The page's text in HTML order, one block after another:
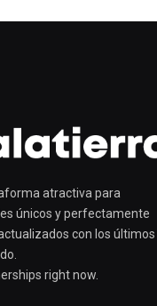
atractiva para
únicos y perfectamente
con los últimos
right now.